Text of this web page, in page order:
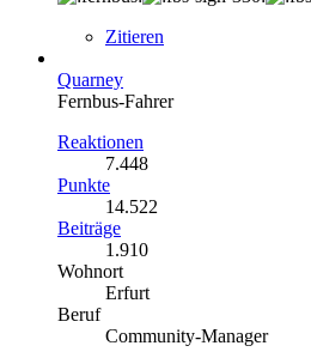
Zitieren
Quarney
Fernbus-Fahrer
Reaktionen
7.448
Punkte
14.522
Beiträge
1.910
Wohnort
Erfurt
Beruf
Community-Manager